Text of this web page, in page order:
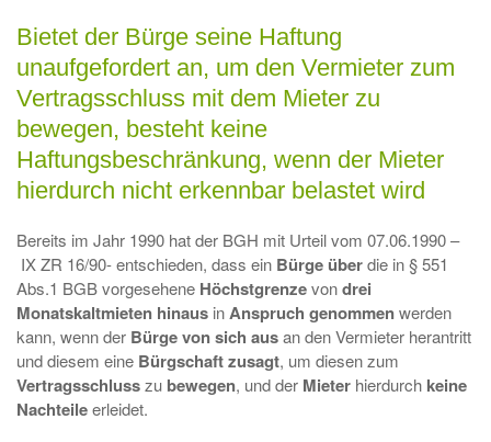
Bietet der Bürge seine Haftung
unaufgefordert an, um den Vermieter zum
Vertragsschluss mit dem Mieter zu
bewegen, besteht keine
Haftungsbeschränkung, wenn der Mieter
hierdurch nicht erkennbar belastet wird
Bereits im Jahr 1990 hat der BGH mit Urteil vom 07.06.1990 –
IX ZR 16/90- entschieden, dass ein Bürge überdie in § 551
Abs.1 BGB vorgesehene Höchstgrenzevondrei
Monatskaltmieten hinaus inAnspruch genommenwerden
kann, wenn der Bürgevon sich ausan den Vermieter herantritt
und diesem eine Bürgschaftzusagt, um diesen zum
Vertragsschlusszu bewegen, und der Mieter hierdurch keine
Nachteileerleidet.